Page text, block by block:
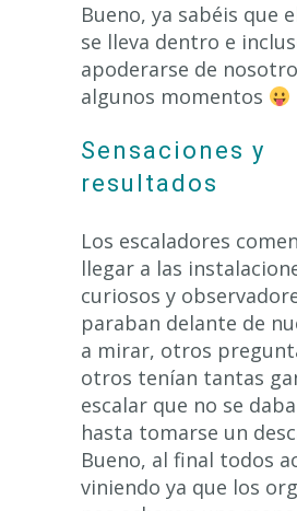
Bueno, ya sabéis que
se lleva dentro e
apoderarse de
algunos momentos
Sensaciones y
resultados
Los escaladores
llegar a las
curiosos y
paraban delante de
a mirar, otros
otros tenían tantas
escalar que no se
hasta tomarse un
Bueno, al final todos
viniendo ya que los